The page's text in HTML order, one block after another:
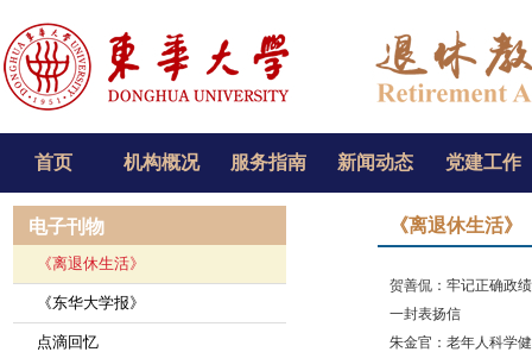
首页 机构概况 服务指南 新闻动态 党建工作
电子刊物
《离退休生活》
《东华大学报》
点滴回忆
《离退休生活》
贺善侃：牢记正确政
一封表扬信
朱金官：老年人科学